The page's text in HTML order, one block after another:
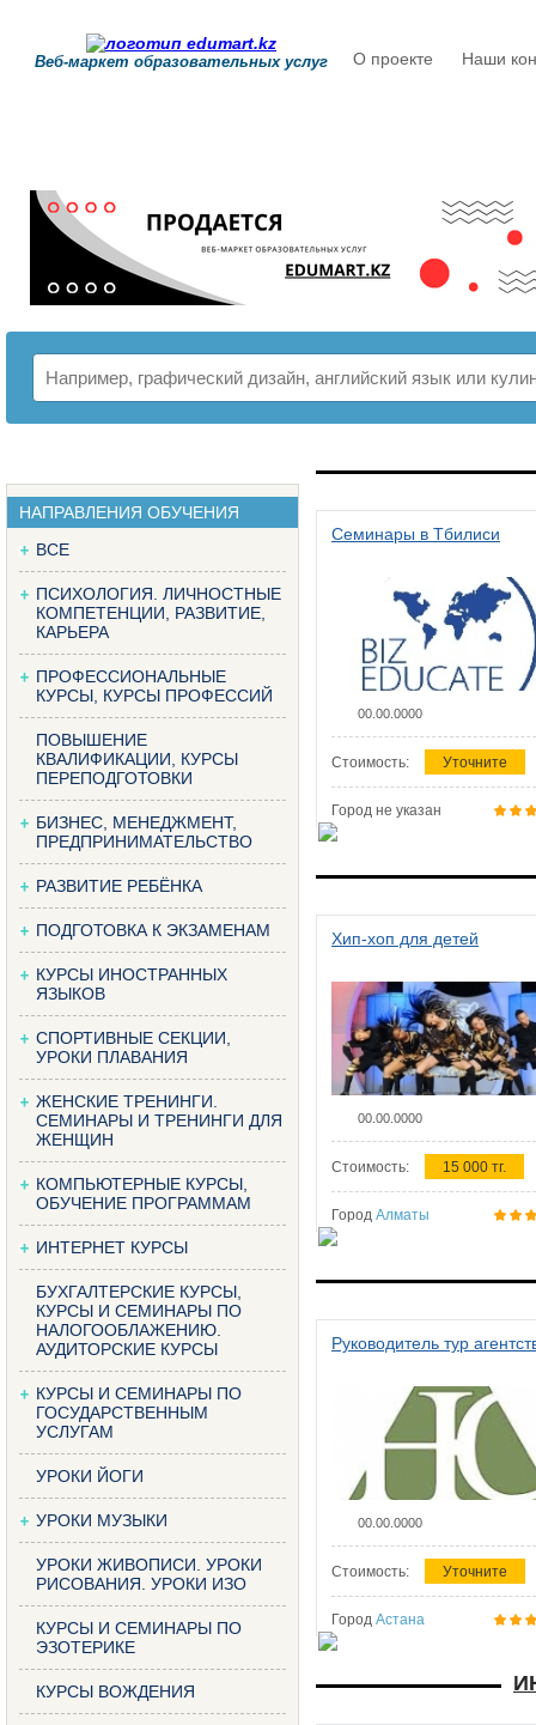
Веб-маркет образовательных услуг О проекте Наши
НАПРАВЛЕНИЯ ОБУЧЕНИЯ
ВСЕ
ПСИХОЛОГИЯ. ЛИЧНОСТНЫЕ
КОМПЕТЕНЦИИ, РАЗВИТИЕ,
КАРЬЕРА
ПРОФЕССИОНАЛЬНЫЕ
КУРСЫ, КУРСЫ ПРОФЕССИЙ
ПОВЫШЕНИЕ
КВАЛИФИКАЦИИ, КУРСЫ
ПЕРЕПОДГОТОВКИ
БИЗНЕС, МЕНЕДЖМЕНТ,
ПРЕДПРИНИМАТЕЛЬСТВО
РАЗВИТИЕ РЕБЁНКА
ПОДГОТОВКА К ЭКЗАМЕНАМ
КУРСЫ ИНОСТРАННЫХ
ЯЗЫКОВ
СПОРТИВНЫЕ СЕКЦИИ,
УРОКИ ПЛАВАНИЯ
ЖЕНСКИЕ ТРЕНИНГИ.
СЕМИНАРЫ И ТРЕНИНГИ ДЛЯ
ЖЕНЩИН
КОМПЬЮТЕРНЫЕ КУРСЫ,
ОБУЧЕНИЕ ПРОГРАММАМ
ИНТЕРНЕТ КУРСЫ
БУХГАЛТЕРСКИЕ КУРСЫ,
КУРСЫ И СЕМИНАРЫ ПО
НАЛОГООБЛАЖЕНИЮ.
АУДИТОРСКИЕ КУРСЫ
КУРСЫ И СЕМИНАРЫ ПО
ГОСУДАРСТВЕННЫМ
УСЛУГАМ
УРОКИ ЙОГИ
УРОКИ МУЗЫКИ
УРОКИ ЖИВОПИСИ. УРОКИ
РИСОВАНИЯ. УРОКИ ИЗО
КУРСЫ И СЕМИНАРЫ ПО
ЭЗОТЕРИКЕ
КУРСЫ ВОЖДЕНИЯ
Семинары в Тбилиси
00.00.0000
Стоимость: Уточните
Город не указан
Хип-хоп для детей
00.00.0000
Стоимость: 15 000 тг.
Город Алматы
Руководитель тур
00.00.0000
Стоимость: Уточните
Город Астана